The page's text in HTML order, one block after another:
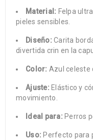
Material: Felpa
pieles sensibles.
Diseño: Carita
divertida crin en la
Color: Azul celeste
Ajuste: Elástico y
movimiento.
Ideal para: Perros
Uso: Perfecto para